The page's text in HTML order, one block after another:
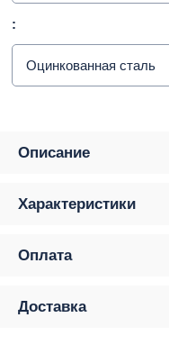
:
Оцинкованная сталь
Описание
Характеристики
Оплата
Доставка